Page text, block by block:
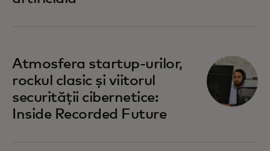
Atmosfera startup-urilor,
rockul clasic și viitorul
securității cibernetice:
Inside Recorded Future